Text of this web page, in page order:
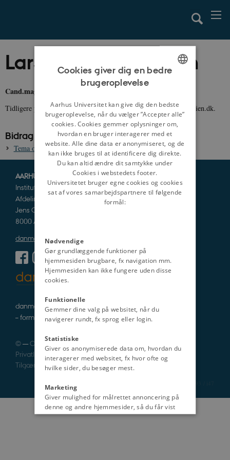
Lars Vognsen Jensen
Cand.mag.
(historie og russisk).
Tidligere projektmedarbejder og projektleder ved danmarkshistorien.dk.
Bidrag til danmarkshistorien.dk:
Tema om Magtens Segl, 1458
AARHUS UNIVERSITET
Institut for Kultur og Samfund
Afdeling for Historie og Klassiske Studier
Jens Chr. Skous Vej 5
8000 Aarhus C
danmarkshistorien@cas.au.dk
danmarkshistorie i tekst, lyd og billede
– formidlet af fagfolk
©—Cookies
Privatlivspolitik
Tilgængelighedserklæring
DANISH
Cookies giver dig en bedre
brugeroplevelse
Aarhus Universitet kan give dig den bedste
brugeroplevelse, når du vælger ”Accepter alle”
cookies. Cookies gemmer oplysninger om,
hvordan en bruger interagerer med et
website. Alle dine data er anonymiseret, og de
kan ikke bruges til at identificere dig direkte.
Du kan altid ændre dit samtykke under
Cookies i webstedets footer.
Universitetet bruger egne cookies og cookies
sat af vores samarbejdspartnere til følgende
formål:
Nødvendige
Gør grundlæggende funktioner på
hjemmesiden brugbare, fx navigation mm.
Hjemmesiden kan ikke fungere uden disse
cookies.
Funktionelle
Gemmer dine valg på websitet, når du
navigerer rundt, fx sprog eller login.
Statistiske
Giver os anonymiserede data om, hvordan du
interagerer med websitet, fx hvor ofte og
hvilke sider, du besøger mest.
Marketing
Giver mulighed for målrettet annoncering på
denne og andre hjemmesider, så du får vist
det indhold, der er mest relevant for dig.